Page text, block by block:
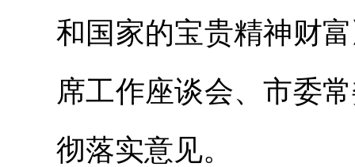
和国家的宝贵精神财
席工作座谈会、市委
彻落实意见。